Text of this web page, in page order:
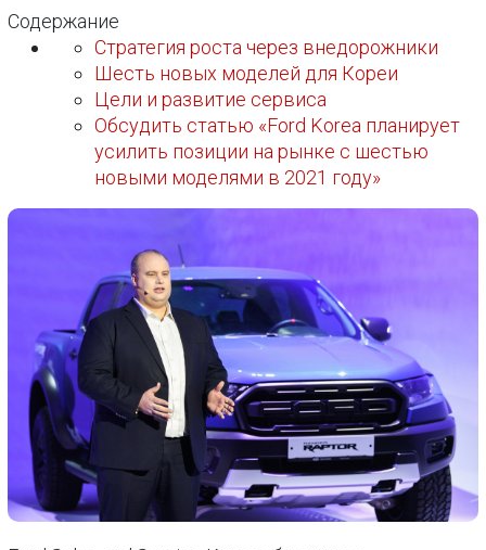
Содержание
Стратегия роста через внедорожники
Шесть новых моделей для Кореи
Цели и развитие сервиса
Обсудить статью «Ford Korea планирует
усилить позиции на рынке с шестью
новыми моделями в 2021 году»